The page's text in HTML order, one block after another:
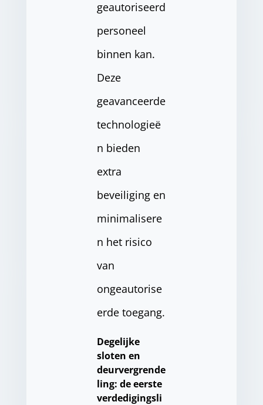
geautoriseerd
personeel
binnen kan.
Deze
geavanceerde
technologieë
n bieden
extra
beveiliging en
minimalisere
n het risico
van
ongeautorise
erde toegang.
Degelijke
sloten en
deurvergrende
ling: de eerste
verdedigingsli